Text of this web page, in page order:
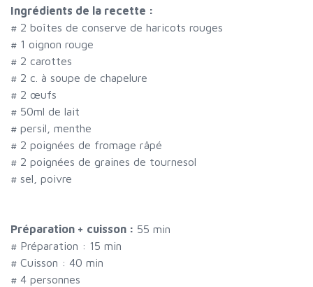
Ingrédients de la recette :
# 2 boîtes de conserve de haricots rouges
# 1 oignon rouge
# 2 carottes
# 2 c. à soupe de chapelure
# 2 œufs
# 50ml de lait
# persil, menthe
# 2 poignées de fromage râpé
# 2 poignées de graines de tournesol
# sel, poivre
Préparation + cuisson : 55 min
# Préparation : 15 min
# Cuisson : 40 min
# 4 personnes